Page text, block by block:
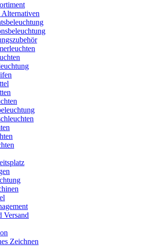
Alternativen
Versand
Zeichnen